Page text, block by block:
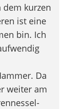
kurzen
ist eine
bin. Ich
Da
weiter am